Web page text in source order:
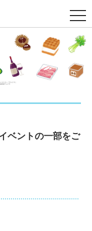
t
o
g
g
l
a
v
t
ベントの一部をご